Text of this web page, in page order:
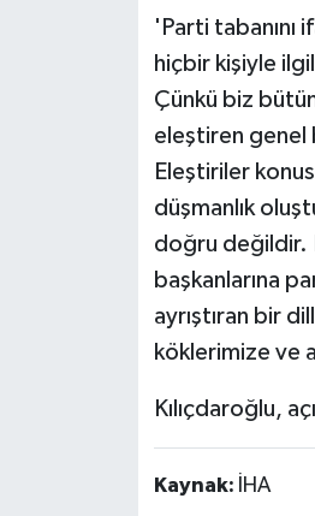
'Parti tabanını
hiçbir kişiyle
Çünkü biz
eleştiren genel
Eleştiriler
düşmanlık
doğru değildir.
başkanlarına
ayrıştıran bir
köklerimize ve
Kılıçdaroğlu,
Kaynak: İHA